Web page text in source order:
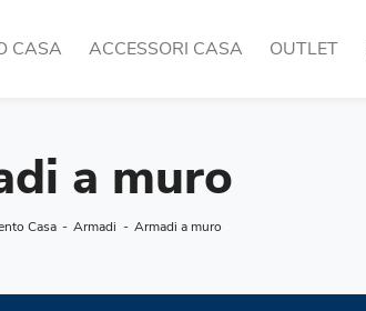
CASA ACCESSORI CASA OUTLET
a muro
Casa - Armadi - Armadi a muro